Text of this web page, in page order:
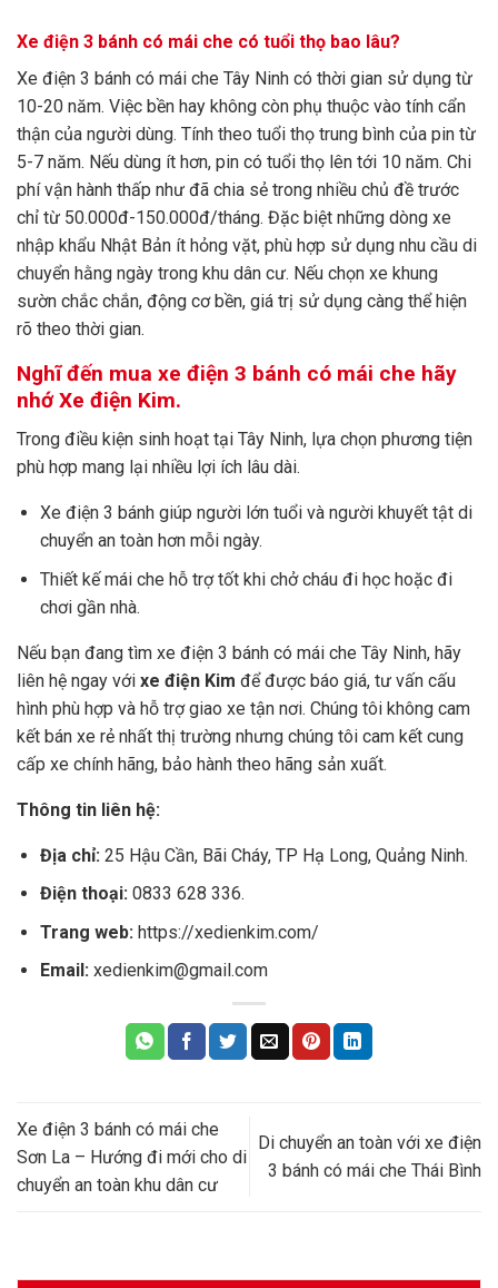
Xe điện 3 bánh có mái che có tuổi thọ bao lâu?
Xe điện 3 bánh có mái che Tây Ninh có thời gian sử dụng từ
10-20 năm. Việc bền hay không còn phụ thuộc vào tính cẩn
thận của người dùng. Tính theo tuổi thọ trung bình của pin từ
5-7 năm. Nếu dùng ít hơn, pin có tuổi thọ lên tới 10 năm. Chi
phí vận hành thấp như đã chia sẻ trong nhiều chủ đề trước
chỉ từ 50.000đ-150.000đ/tháng. Đặc biệt những dòng xe
nhập khẩu Nhật Bản ít hỏng vặt, phù hợp sử dụng nhu cầu di
chuyển hằng ngày trong khu dân cư. Nếu chọn xe khung
sườn chắc chắn, động cơ bền, giá trị sử dụng càng thể hiện
rõ theo thời gian.
Nghĩ đến mua xe điện 3 bánh có mái che hãy
nhớ Xe điện Kim.
Trong điều kiện sinh hoạt tại Tây Ninh, lựa chọn phương tiện
phù hợp mang lại nhiều lợi ích lâu dài.
Xe điện 3 bánh giúp người lớn tuổi và người khuyết tật di
chuyển an toàn hơn mỗi ngày.
Thiết kế mái che hỗ trợ tốt khi chở cháu đi học hoặc đi
chơi gần nhà.
Nếu bạn đang tìm xe điện 3 bánh có mái che Tây Ninh, hãy
liên hệ ngay với xe điện Kim để được báo giá, tư vấn cấu
hình phù hợp và hỗ trợ giao xe tận nơi. Chúng tôi không cam
kết bán xe rẻ nhất thị trường nhưng chúng tôi cam kết cung
cấp xe chính hãng, bảo hành theo hãng sản xuất.
Thông tin liên hệ:
Địa chỉ: 25 Hậu Cần, Bãi Cháy, TP Hạ Long, Quảng Ninh.
Điện thoại:0833 628 336.
Trang web: https://xedienkim.com/
Email: xedienkim@gmail.com
Xe điện 3 bánh có mái che
Sơn La – Hướng đi mới cho di
chuyển an toàn khu dân cư
Di chuyển an toàn với xe điện
3 bánh có mái che Thái Bình